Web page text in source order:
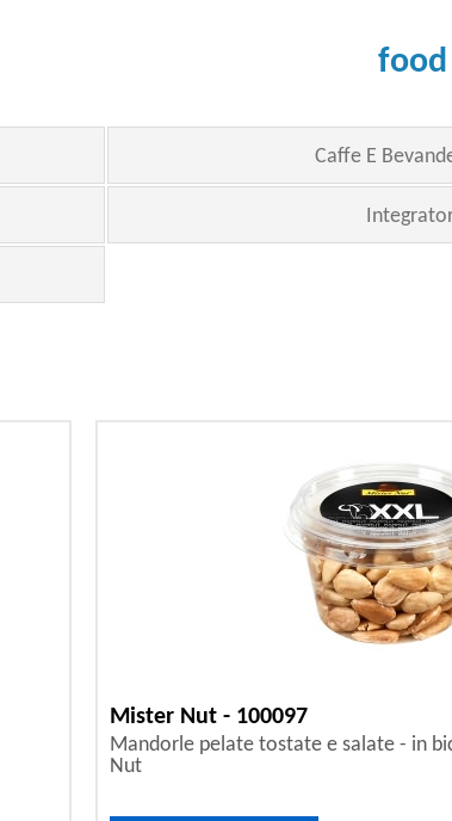
food
Caffe E
Mister Nut - 100097
Mandorle pelate tostate e salate - in
Nut